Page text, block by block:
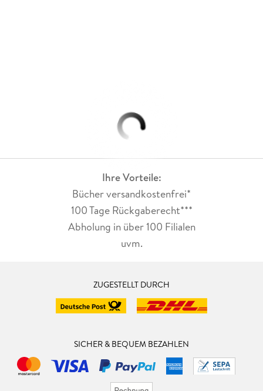
Ihre Vorteile:
Bücher versandkostenfrei*
100 Tage Rückgaberecht***
Abholung in über 100 Filialen
uvm.
ZUGESTELLT DURCH
SICHER & BEQUEM BEZAHLEN